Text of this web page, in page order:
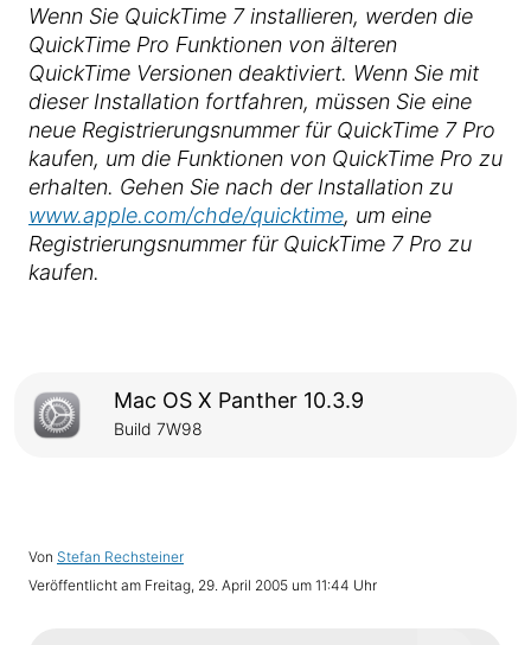
Wenn Sie QuickTime 7 installieren, werden die
QuickTime Pro Funktionen von älteren
QuickTime Versionen deaktiviert. Wenn Sie mit
dieser Installation fortfahren, müssen Sie eine
neue Registrierungsnummer für QuickTime 7 Pro
kaufen, um die Funktionen von QuickTime Pro zu
erhalten. Gehen Sie nach der Installation zu
www.apple.com/chde/quicktime, um eine
Registrierungsnummer für QuickTime 7 Pro zu
kaufen.
Mac OS X Panther 10.3.9
Build 7W98
Von Stefan Rechsteiner
Veröffentlicht am Freitag, 29. April 2005 um 11:44 Uhr